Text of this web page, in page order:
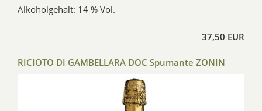
Alkoholgehalt: 14 % Vol.
37,50 EUR
RICIOTO DI GAMBELLARA DOC Spumante ZONIN